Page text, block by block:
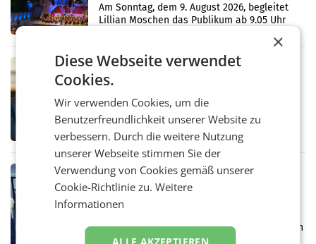
Simonischek
Am Sonntag, dem 9. August 2026, begleitet
Lillian Moschen das Publikum ab 9.05 Uhr
startet mit der Dokumentation „20 Jahre
Grafenegg
MARKETING & MEDIA
APA-Comm-Ranking: Christian
Stocker mit höchster Medienpräsenz
im Juli
Das APA-Comm-Politik-Ranking untersucht
monatlich die Berichterstattung von zwölf
österreichischen Tageszeitungen und
analysiert, welche Politikerinnen und
Politiker Österreichs die
MARKETING & MEDIA
Prozess zu Warner-Übernahme erst
im März 2027
Hollywood-Urgesteins Warner Brothers durch
den Rivalen Paramount wird noch lange in
×
Diese Webseite verwendet
Cookies.
Wir verwenden Cookies, um die
Benutzerfreundlichkeit unserer Website zu
verbessern. Durch die weitere Nutzung
unserer Webseite stimmen Sie der
Verwendung von Cookies gemäß unserer
Cookie-Richtlinie zu.Weitere
Informationen